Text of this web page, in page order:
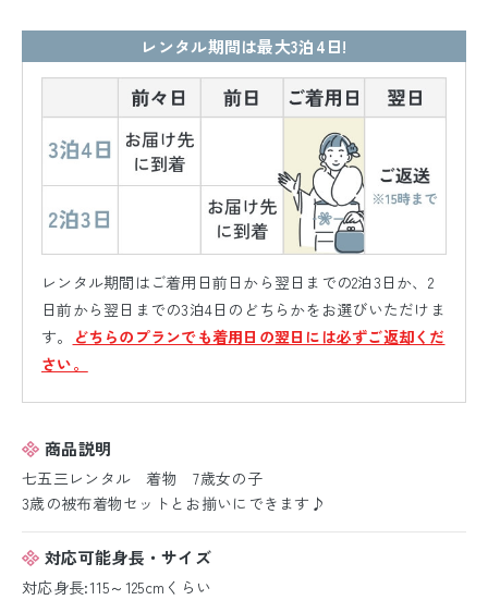
レンタル期間は最大3泊4日!
レンタル期間はご着用日前日から翌日までの2泊3日か、2
日前から翌日までの3泊4日のどちらかをお選びいただけま
す。
どちらのプランでも着用日の翌日には必ずご返却くだ
さい。
商品説明
七五三レンタル 着物 7歳女の子
3歳の被布着物セットとお揃いにできます♪
対応可能身長・サイズ
対応身長:115～125cmくらい